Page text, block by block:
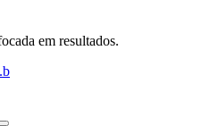
em resultados.